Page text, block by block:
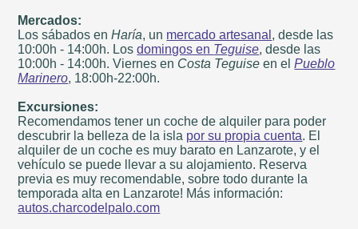
Mercados:
Los sábados enHaría, un mercado artesanal , desde las
10:00h - 14:00h. Losdomingos en Teguise, desde las
10:00h - 14:00h. Viernes en Costa Teguise en elPueblo
Marinero, 18:00h-22:00h.
Excursiones:
Recomendamos tener un coche de alquiler para poder
descubrir la belleza de la isla por su propia cuenta. El
alquiler de un coche es muy barato en Lanzarote, y el
vehículo se puede llevar a su alojamiento. Reserva
previa es muy recomendable, sobre todo durante la
temporada alta en Lanzarote! Más información:
autos.charcodelpalo.com